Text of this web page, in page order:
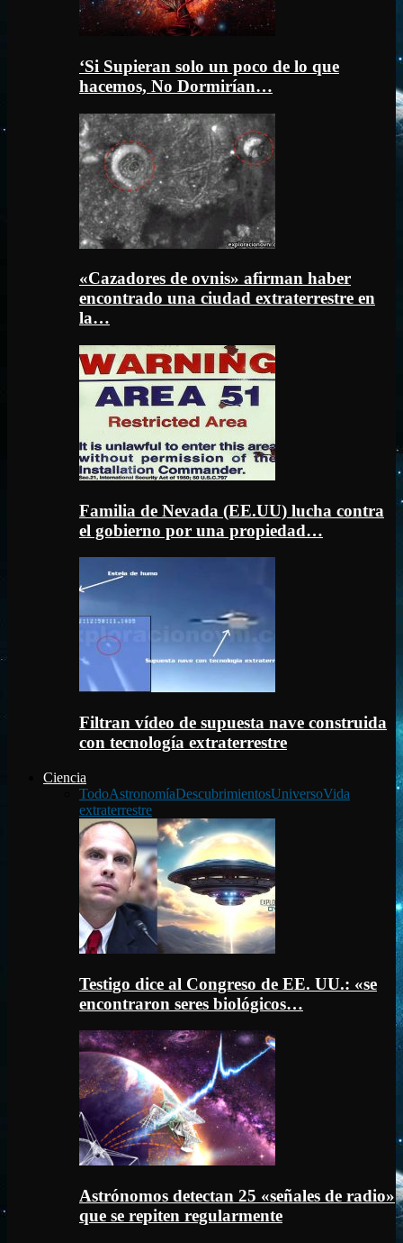
‘Si Supieran solo un poco de lo que
hacemos, No Dormirían…
«Cazadores de ovnis» afirman haber
encontrado una ciudad extraterrestre en
la…
Familia de Nevada (EE.UU) lucha contra
el gobierno por una propiedad…
Filtran vídeo de supuesta nave construida
con tecnología extraterrestre
Ciencia
TodoAstronomíaDescubrimientosUniversoVida
extraterrestre
Testigo dice al Congreso de EE. UU.: «se
encontraron seres biológicos…
Astrónomos detectan 25 «señales de radio»
que se repiten regularmente